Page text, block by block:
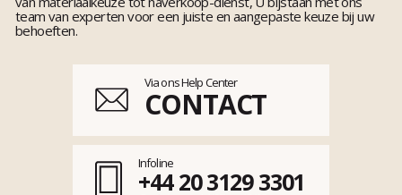
team van experten voor een juiste en aangepaste keuze bij uw
behoeften.
Via ons Help Center
CONTACT
Infoline
+44 20 3129 3301